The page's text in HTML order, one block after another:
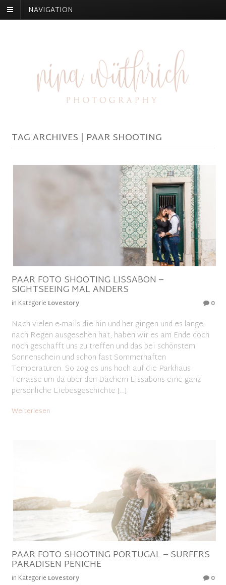
NAVIGATION
TAG ARCHIVES | PAAR SHOOTING
PAAR FOTO SHOOTING LISSABON –
SIGHTSEEING MAL ANDERS
in Kategorie Lovestory 0
Nach vielen e-mails die hin und her gingen und es lange
nach Regen ausgesehen hat, haben wir es am Ende doch
noch geschafft uns zu treffen und das bei schönstem
Sonnenschein und schon fast Sommerhaften
Temperaturen. So zog es uns hoch auf die Parkhaus
Terrasse um da über den Dächern Lissabons eine ganz
persönliche Liebesgeschichte […]
Weiterlesen
PAAR FOTO SHOOTING PORTUGAL – SURFERS
PARADISEN PENICHE
in Kategorie Lovestory 0